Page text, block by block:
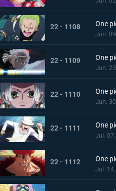
22 - 1108
Jun.
22 - 1109
Jun.
22 - 1110
Jun.
22 - 1111
Jul.
22 - 1112
Jul.